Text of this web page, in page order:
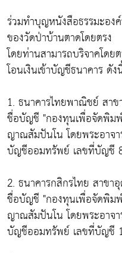
ร่วมทำบุญหนังสือธรรมะอ
ของวัดป่าบ้านตาดโดยตรง
โดยท่านสามารถบริจาคโด
โอนเงินเข้าบัญชีธนาคาร ดัง
1. ธนาคารไทยพาณิชย์ สา
ชื่อบัญชี "กองทุนเพื่อจัดพิม
ญาณสัมปันโน โดยพระอาจ
บัญชีออมทรัพย์ เลขที่บัญชี
2. ธนาคารกสิกรไทย สาขา
ชื่อบัญชี "กองทุนเพื่อจัดพิม
ญาณสัมปันโน โดยพระอาจ
บัญชีออมทรัพย์ เลขที่บัญชี